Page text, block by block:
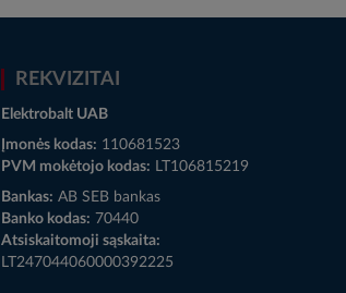
REKVIZITAI
Elektrobalt UAB
Įmonės kodas: 110681523
PVM mokėtojo kodas: LT106815219
Bankas: AB SEB bankas
Banko kodas: 70440
Atsiskaitomoji sąskaita:
LT247044060000392225